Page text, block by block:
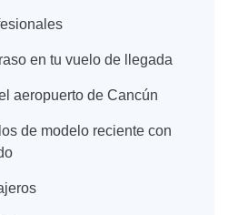
en tu vuelo de llegada
aeropuerto de Cancún
de modelo reciente con